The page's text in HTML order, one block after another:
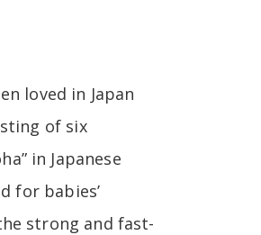
loved in Japan
of six
in Japanese
for babies’
strong and fast-